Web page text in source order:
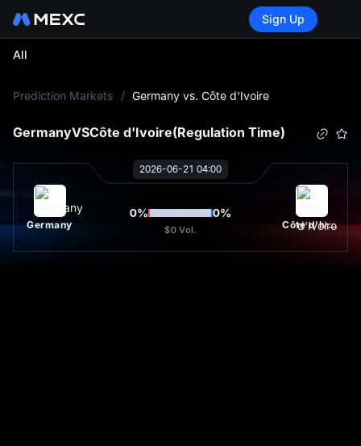
Sign Up
All
Prediction Markets / Germany vs. Côte d'Ivoire
GermanyVSCôte d'Ivoire(Regulation Time)
2026-06-21 04:00
Germany
0% 0%
$0 Vol. Côte d'Ivoire